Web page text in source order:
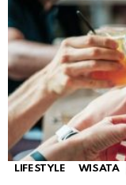
LIFESTYLE WISATA